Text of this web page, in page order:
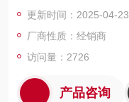
更新时间：2025-04-23
厂商性质：经销商
访问量：2726
产品咨询